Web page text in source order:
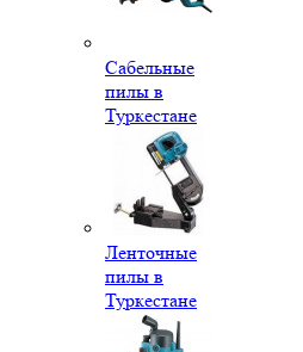
Сабельные
пилы в
Туркестане
Ленточные
пилы в
Туркестане